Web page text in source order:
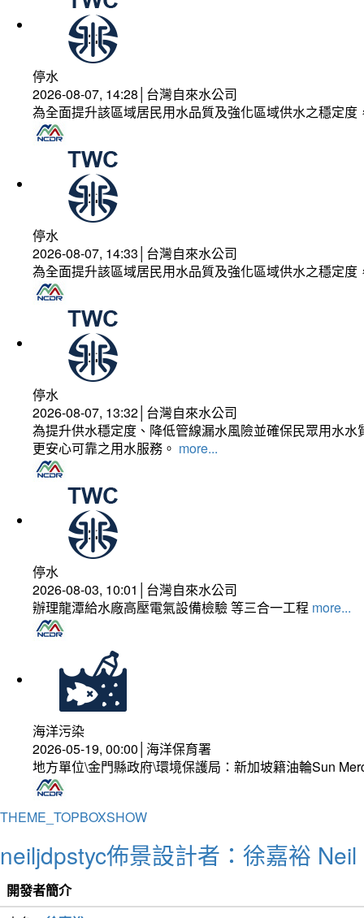
停水
2026-08-07, 14:28│台灣自來水公司
為全面提升該區域居民用水品質及強化區域供水之穩定
停水
2026-08-07, 14:33│台灣自來水公司
為全面提升該區域居民用水品質及強化區域供水之穩定
停水
2026-08-07, 13:32│台灣自來水公司
為提升供水穩定度、降低管線漏水風險並確保民眾用水
更安心可靠之用水服務。 more...
停水
2026-08-03, 10:01│台灣自來水公司
辦理龍潭給水廠高壓電氣設備檢驗 等三合一工程 more...
海洋污染
2026-05-19, 00:00│海洋保育署
地方單位\金門縣政府\環境保護局：新加坡籍油輪Sun
THEME_TOPBOXSHOW
neiljdpstyc佈景設計者：徐嘉裕
開發者簡介